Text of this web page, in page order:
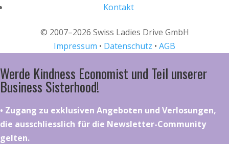
Kontakt
© 2007–2026 Swiss Ladies Drive GmbH
Impressum • Datenschutz • AGB
Werde Kindness Economist und Teil unserer
Business Sisterhood!
•⁠ ⁠⁠Zugang zu exklusiven Angeboten und Verlosungen,
die ausschliesslich für die Newsletter-Community
gelten.